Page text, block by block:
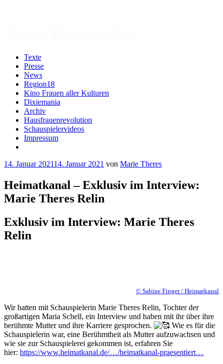
Texte
Presse
News
Region18
Kino Frauen aller Kulturen
Dixiemania
Archiv
Hausfrauenrevolution
Schauspielervideos
Impressum
14. Januar 202114. Januar 2021 von Marie Theres
Heimatkanal – Exklusiv im Interview:
Marie Theres Relin
Exklusiv im Interview: Marie Theres
Relin
© Sabine Finger / Heimatkanal
Wir hatten mit Schauspielerin Marie Theres Relin, Tochter der
großartigen Maria Schell, ein Interview und haben mit ihr über ihre
berühmte Mutter und ihre Karriere gesprochen.
Wie es für die
Schauspielerin war, eine Berühmtheit als Mutter aufzuwachsen und
wie sie zur Schauspielerei gekommen ist, erfahren Sie
hier: https://www.heimatkanal.de/…/heimatkanal-praesentiert…